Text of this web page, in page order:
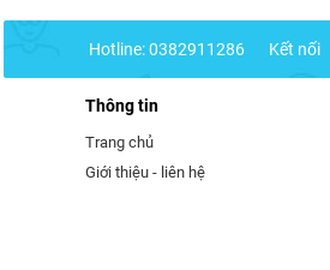
Hotline: 0382911286 Kết nối
Thông tin
Trang chủ
Giới thiệu - liên hệ